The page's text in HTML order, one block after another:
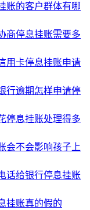
账的客户群体有哪
商停息挂账需要多
用卡停息挂账申请
行逾期怎样申请停
停息挂账处理得多
会不会影响孩子上
话给银行停息挂账
挂账真的假的